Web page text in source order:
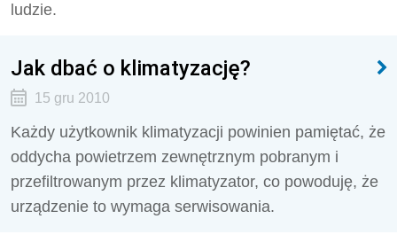
ludzie.
Jak dbać o klimatyzację?
15 gru 2010
Każdy użytkownik klimatyzacji powinien pamiętać, że
oddycha powietrzem zewnętrznym pobranym i
przefiltrowanym przez klimatyzator, co powoduję, że
urządzenie to wymaga serwisowania.